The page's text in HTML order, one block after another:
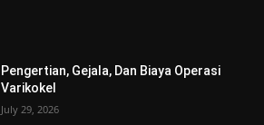
Pengertian, Gejala, Dan Biaya Operasi
Varikokel
July 29, 2026